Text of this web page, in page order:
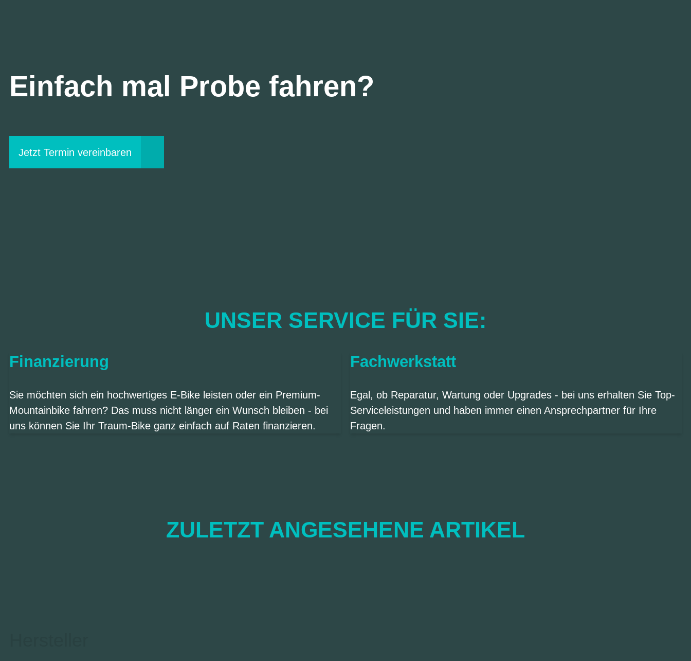
Einfach mal Probe fahren?
Jetzt Termin vereinbaren
UNSER SERVICE FÜR SIE:
Finanzierung
Sie möchten sich ein hochwertiges E-Bike leisten oder ein Premium-
Mountainbike fahren? Das muss nicht länger ein Wunsch bleiben - bei
uns können Sie Ihr Traum-Bike ganz einfach auf Raten finanzieren.
Fachwerkstatt
Egal, ob Reparatur, Wartung oder Upgrades - bei uns erhalten Sie Top-
Serviceleistungen und haben immer einen Ansprechpartner für Ihre
Fragen.
ZULETZT ANGESEHENE ARTIKEL